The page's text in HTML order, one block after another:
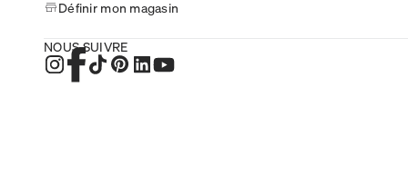
Définir mon magasin
NOUS SUIVRE